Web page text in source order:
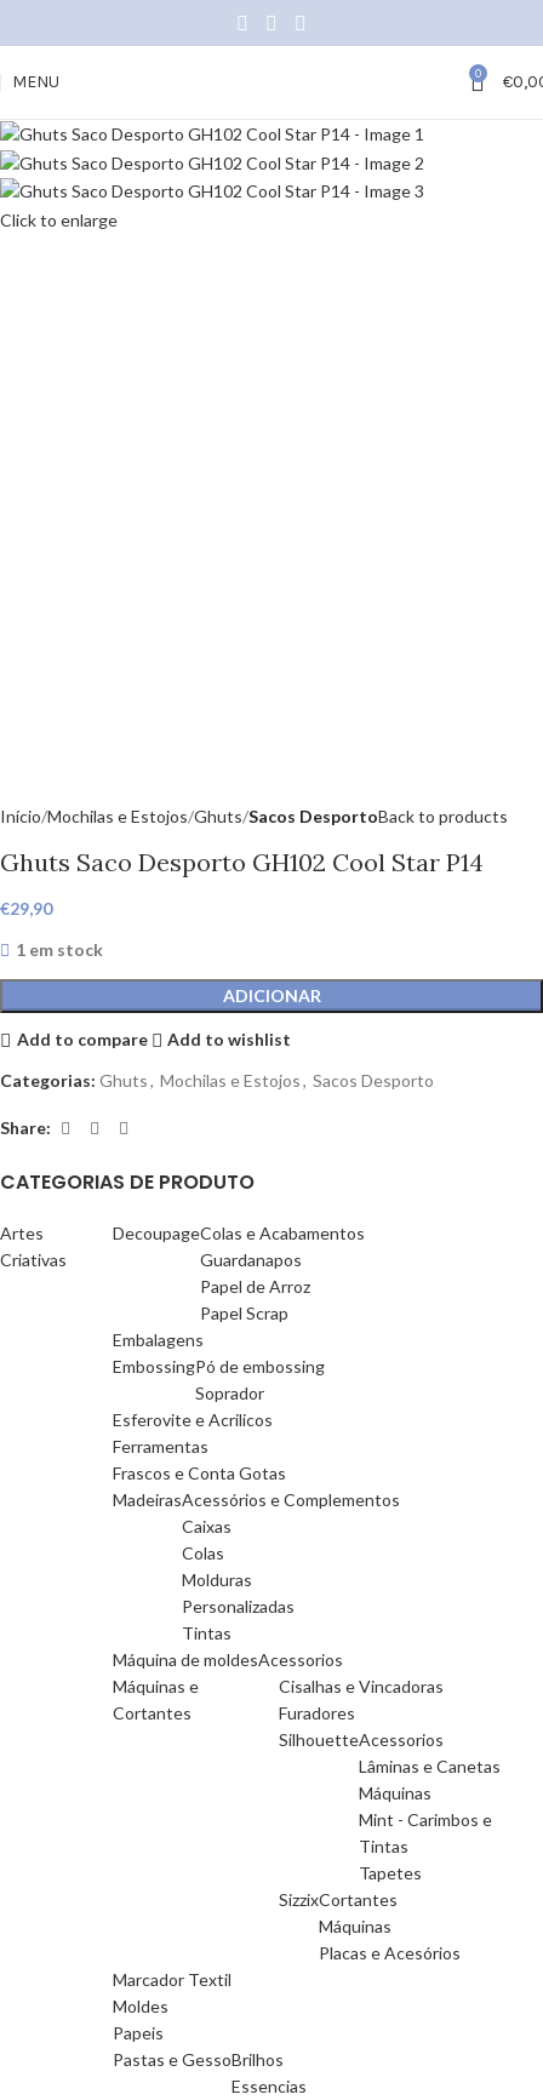
MENU 0 €
Click to enlarge
Início Mochilas e Estojos Ghuts Sacos DesportoBack to products
Ghuts Saco Desporto GH102 Cool Star P14
€29,90
1 em stock
ADICIONAR
Add to compare
Add to wishlist
Categorias: Ghuts, Mochilas e Estojos, Sacos Desporto
Share:
CATEGORIAS DE PRODUTO
Artes
Criativas
DecoupageColas e Acabamentos
Guardanapos
Papel de Arroz
Papel Scrap
Embalagens
EmbossingPó de embossing
Soprador
Esferovite e Acrilicos
Ferramentas
Frascos e Conta Gotas
MadeirasAcessórios e Complementos
Caixas
Colas
Molduras
Personalizadas
Tintas
Máquina de moldesAcessorios
Máquinas e
Cortantes
Cisalhas e Vincadoras
Furadores
SilhouetteAcessorios
Lâminas e Canetas
Máquinas
Mint - Carimbos e
Tintas
Tapetes
SizzixCortantes
Máquinas
Placas e Acesórios
Marcador Textil
Moldes
Papeis
Pastas e GessoBrilhos
Essencias